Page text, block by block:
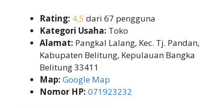
Rating: 4,5 dari 67 pengguna
Kategori Usaha: Toko
Alamat: Pangkal Lalang, Kec. Tj. Pandan,
Kabupaten Belitung, Kepulauan Bangka
Belitung 33411
Map: Google Map
Nomor HP: 071923232